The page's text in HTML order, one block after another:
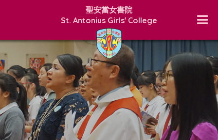
聖安當女書院
St. Antonius Girls' College